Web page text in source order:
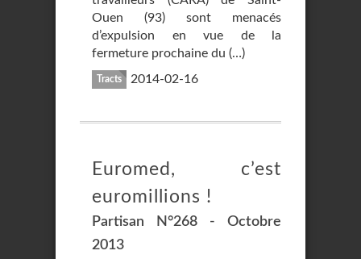
Ouen (93) sont menacés
d’expulsion en vue de la
fermeture prochaine du (…)
Tracts 2014-02-16
Euromed, c’est
euromillions !
Partisan N°268 - Octobre
2013